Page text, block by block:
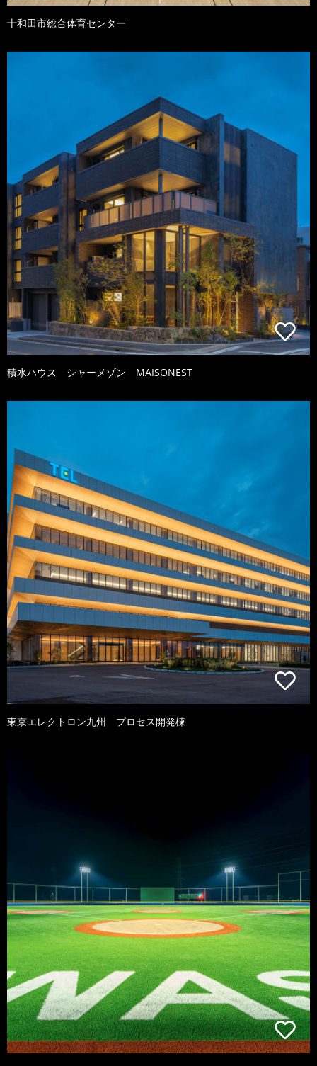
十和田市総合体育センター
積水ハウス シャーメゾン MAISONEST
東京エレクトロン九州 プロセス開発棟